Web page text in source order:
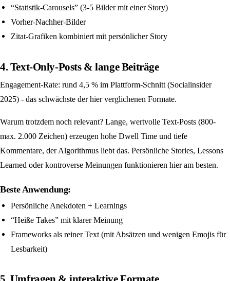
“Statistik-Carousels” (3-5 Bilder mit einer Story)
Vorher-Nachher-Bilder
Zitat-Grafiken kombiniert mit persönlicher Story
4. Text-Only-Posts & lange Beiträge
Engagement-Rate: rund 4,5 % im Plattform-Schnitt (Socialinsider
2025) - das schwächste der hier verglichenen Formate.
Warum trotzdem noch relevant? Lange, wertvolle Text-Posts (800-
max. 2.000 Zeichen) erzeugen hohe Dwell Time und tiefe
Kommentare, der Algorithmus liebt das. Persönliche Stories, Lessons
Learned oder kontroverse Meinungen funktionieren hier am besten.
Beste Anwendung:
Persönliche Anekdoten + Learnings
“Heiße Takes” mit klarer Meinung
Frameworks als reiner Text (mit Absätzen und wenigen Emojis für
Lesbarkeit)
5. Umfragen & interaktive Formate